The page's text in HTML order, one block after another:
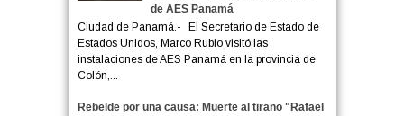
de AES Panamá
Ciudad de Panamá.- El Secretario de Estado de
Estados Unidos, Marco Rubio visitó las
instalaciones de AES Panamá en la provincia de
Colón,...
Rebelde por una causa: Muerte al tirano "Rafael